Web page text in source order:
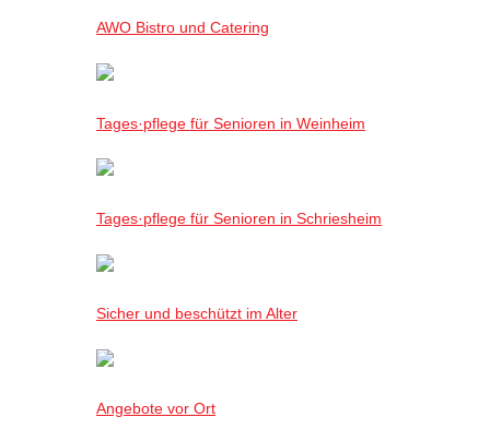
AWO Bistro und Catering
Tages·pflege für Senioren in Weinheim
Tages·pflege für Senioren in Schriesheim
Sicher und beschützt im Alter
Angebote vor Ort